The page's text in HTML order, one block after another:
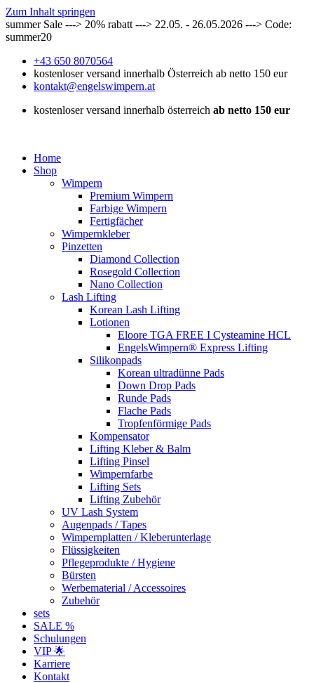
Zum Inhalt springen
summer Sale ---> 20% rabatt ---> 22.05. - 26.05.2026 ---> Code:
summer20
+43 650 8070564
kostenloser versand innerhalb Österreich ab netto 150 eur
kontakt@engelswimpern.at
kostenloser versand innerhalb österreich ab netto 150 eur
Home
Shop
Wimpern
Premium Wimpern
Farbige Wimpern
Fertigfächer
Wimpernkleber
Pinzetten
Diamond Collection
Rosegold Collection
Nano Collection
Lash Lifting
Korean Lash Lifting
Lotionen
Eloore TGA FREE I Cysteamine HCL
EngelsWimpern® Express Lifting
Silikonpads
Korean ultradünne Pads
Down Drop Pads
Runde Pads
Flache Pads
Tropfenförmige Pads
Kompensator
Lifting Kleber & Balm
Lifting Pinsel
Wimpernfarbe
Lifting Sets
Lifting Zubehör
UV Lash System
Augenpads / Tapes
Wimpernplatten / Kleberunterlage
Flüssigkeiten
Pflegeprodukte / Hygiene
Bürsten
Werbematerial / Accessoires
Zubehör
sets
SALE %
Schulungen
VIP 🌟
Karriere
Kontakt